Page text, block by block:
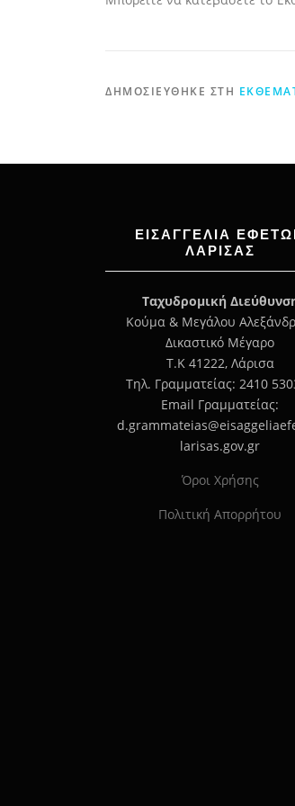
ΔΗΜΟΣΙΕΎΘΗΚΕ ΣΤΗ
ΕΙΣΑΓΓΕΛΊΑ
ΛΆΡΙΣΑΣ
Ταχυδρομική
Κούμα & Μεγάλου
Δικαστικό Μέγαρο
Τ.Κ 41222, Λάρισα
Τηλ. Γραμματείας: 2410
Email Γραμματείας:
larisas.gov.gr
Όροι Χρήσης
Πολιτική Απορρήτου